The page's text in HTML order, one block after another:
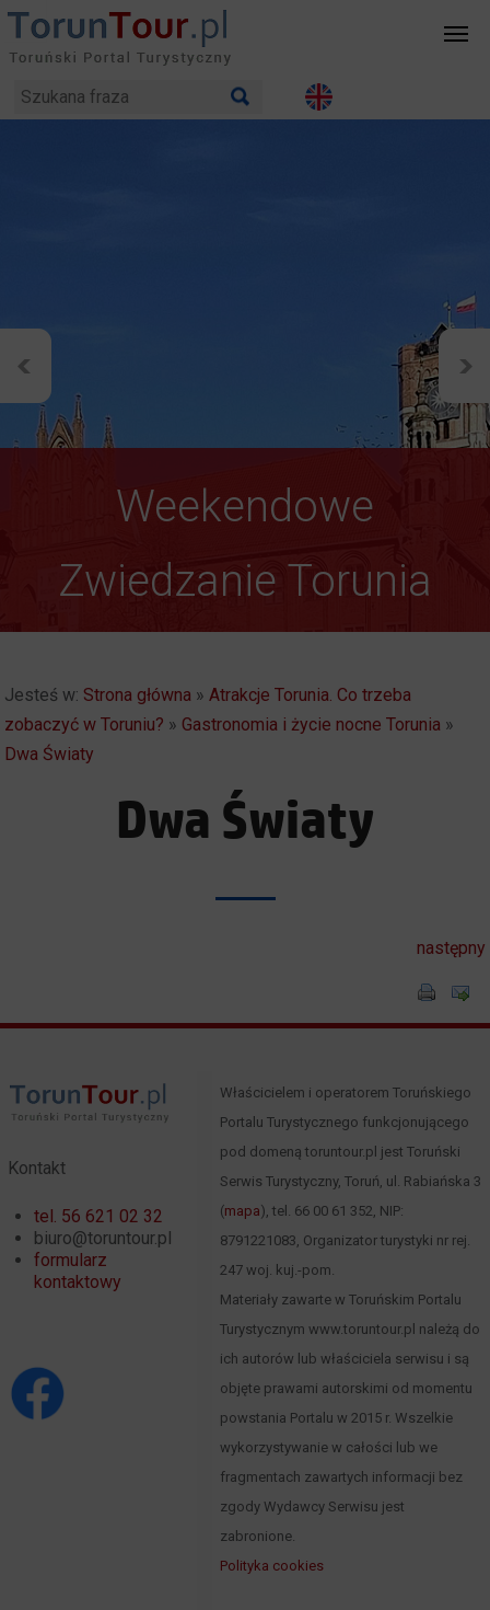
Weekendowe
Zwiedzanie Torunia
Jesteś w: Strona główna »Atrakcje Torunia. Co trzeba
zobaczyć w Toruniu? » Gastronomia i życie nocne Torunia »
Dwa Światy
Dwa Światy
następny
Kontakt
tel. 56 621 02 32
biuro@toruntour.pl
formularz
kontaktowy
Właścicielem i operatorem Toruńskiego
Portalu Turystycznego funkcjonującego
pod domeną toruntour.pl jest Toruński
Serwis Turystyczny, Toruń, ul. Rabiańska 3
(mapa), tel. 66 00 61 352, NIP:
8791221083, Organizator turystyki nr rej.
247 woj. kuj.-pom.
Materiały zawarte w Toruńskim Portalu
Turystycznym www.toruntour.pl należą do
ich autorów lub właściciela serwisu i są
objęte prawami autorskimi od momentu
powstania Portalu w 2015 r. Wszelkie
wykorzystywanie w całości lub we
fragmentach zawartych informacji bez
zgody Wydawcy Serwisu jest
zabronione.
Polityka cookies